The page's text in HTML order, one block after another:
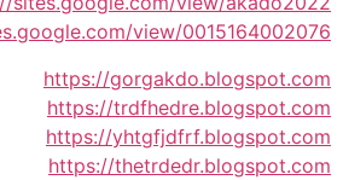
view/0015164002076
https://gorgakdo.blogspot.com
https://trdfhedre.blogspot.com
https://yhtgfjdfrf.blogspot.com
https://thetrdedr.blogspot.com